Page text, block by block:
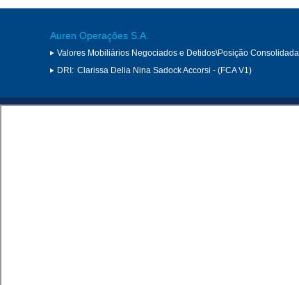
Auren Operações S.A.
Valores Mobiliários Negociados e Detidos\Posição Consolidada
DRI: Clarissa Della Nina Sadock Accorsi - (FCA V1)